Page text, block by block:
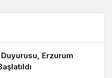
Erzurum